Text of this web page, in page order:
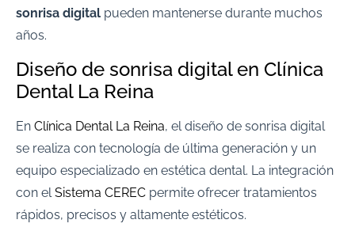
sonrisa digital pueden mantenerse durante muchos
años.
Diseño de sonrisa digital en Clínica
Dental La Reina
En Clínica Dental La Reina, el diseño de sonrisa digital
se realiza con tecnología de última generación y un
equipo especializado en estética dental. La integración
con el Sistema CEREC permite ofrecer tratamientos
rápidos, precisos y altamente estéticos.